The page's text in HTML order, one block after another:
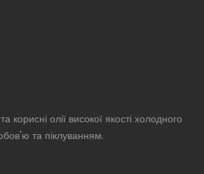
олії високої якості холодного
та піклуванням.